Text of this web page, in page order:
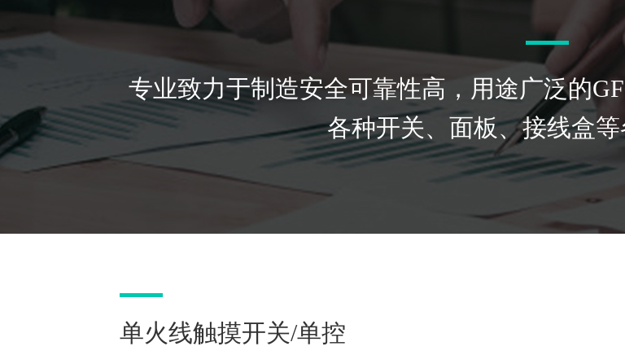
专业致力于制造安全可靠性高，用途广泛的
各种开关、面板、接线盒
单火线触摸开关/单控